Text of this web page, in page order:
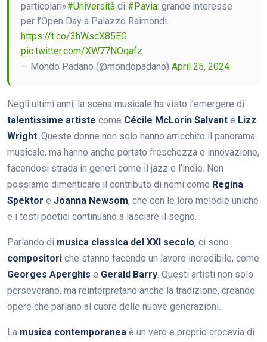
particolari»#Università di #Pavia: grande interesse
per l’Open Day a Palazzo Raimondi.
https://t.co/3hWscX85EG
pic.twitter.com/XW77NOqafz
— Mondo Padano (@mondopadano) April 25, 2024
Negli ultimi anni, la scena musicale ha visto l’emergere di
talentissime artiste come Cécile McLorin Salvant e Lizz
Wright. Queste donne non solo hanno arricchito il panorama
musicale, ma hanno anche portato freschezza e innovazione,
facendosi strada in generi come il jazz e l’indie. Non
possiamo dimenticare il contributo di nomi come Regina
Spektor e Joanna Newsom, che con le loro melodie uniche
e i testi poetici continuano a lasciare il segno.
Parlando di musica classica del XXI secolo, ci sono
compositori che stanno facendo un lavoro incredibile, come
Georges Aperghis e Gerald Barry. Questi artisti non solo
perseverano, ma reinterpretano anche la tradizione, creando
opere che parlano al cuore delle nuove generazioni.
La musica contemporanea è un vero e proprio crocevia di